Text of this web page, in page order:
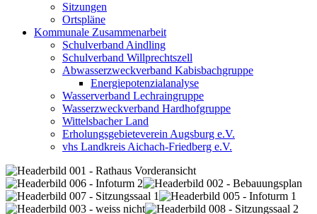
Sitzungen
Ortspläne
Kommunale Zusammenarbeit
Schulverband Aindling
Schulverband Willprechtszell
Abwasserzweckverband Kabisbachgruppe
Energiepotenzialanalyse
Wasserverband Lechraingruppe
Wasserzweckverband Hardhofgruppe
Wittelsbacher Land
Erholungsgebieteverein Augsburg e.V.
vhs Landkreis Aichach-Friedberg e.V.